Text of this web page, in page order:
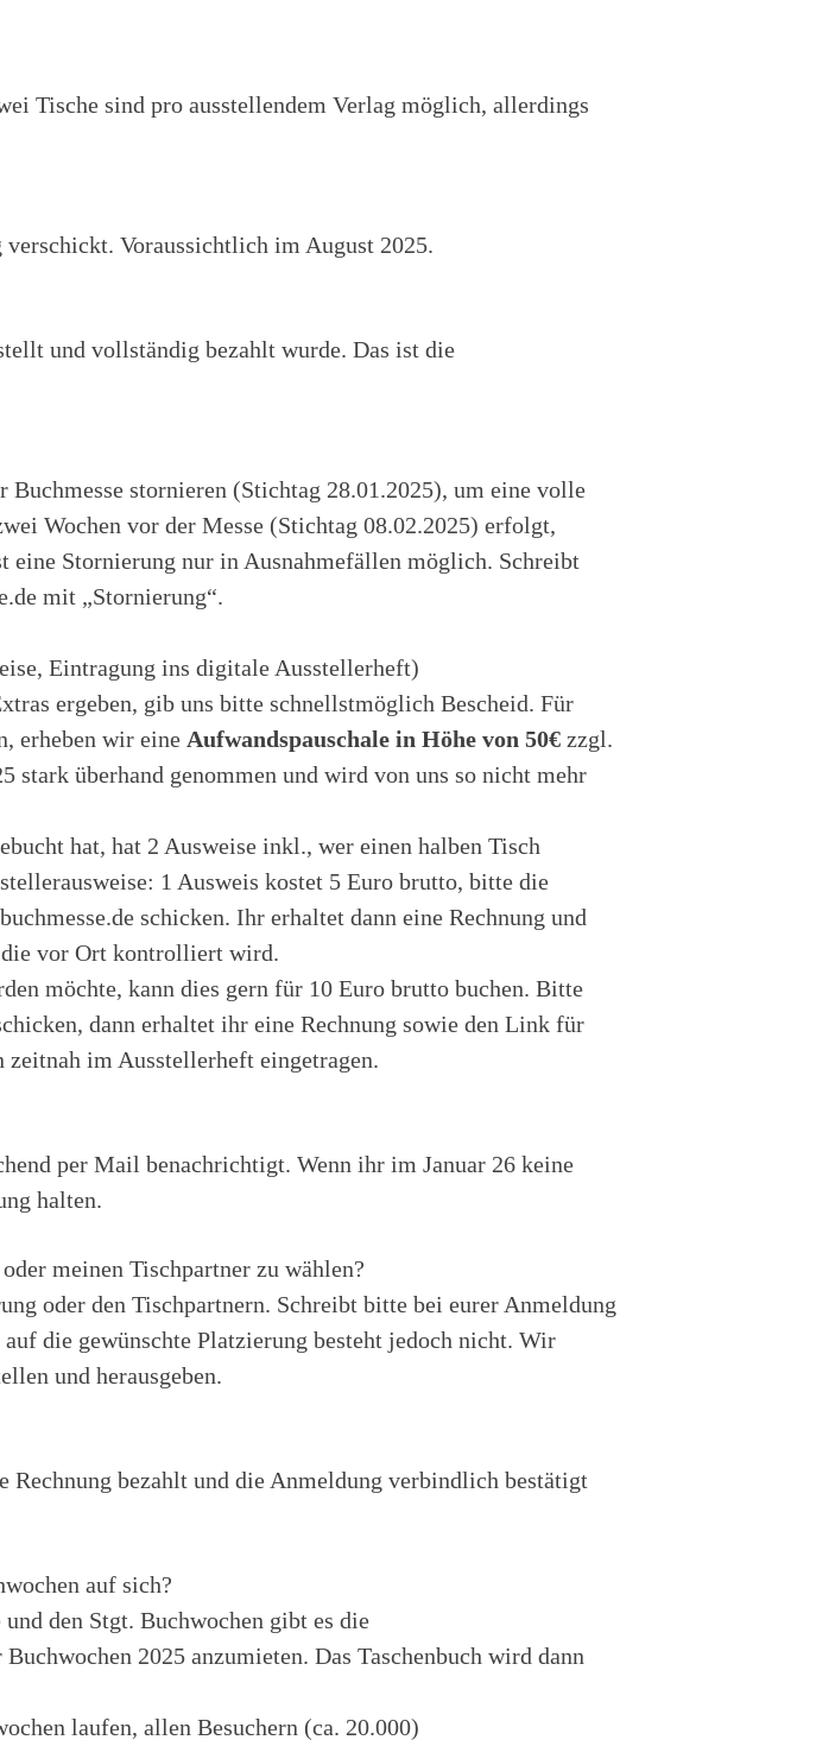
Tische sind pro ausstellendem Verlag möglich, allerdings
Voraussichtlich im August 2025.
und vollständig bezahlt wurde. Das ist die
stornieren (Stichtag 28.01.2025), um eine volle
Wochen vor der Messe (Stichtag 08.02.2025) erfolgt,
eine Stornierung nur in Ausnahmefällen möglich. Schreibt
mit „Stornierung“.
Eintragung ins digitale Ausstellerheft)
ergeben, gib uns bitte schnellstmöglich Bescheid. Für
erheben wir eine Aufwandspauschale in Höhe von 50€ zzgl.
stark überhand genommen und wird von uns so nicht mehr
hat, hat 2 Ausweise inkl., wer einen halben Tisch
1 Ausweis kostet 5 Euro brutto, bitte die
schicken. Ihr erhaltet dann eine Rechnung und
die vor Ort kontrolliert wird.
möchte, kann dies gern für 10 Euro brutto buchen. Bitte
dann erhaltet ihr eine Rechnung sowie den Link für
zeitnah im Ausstellerheft eingetragen.
per Mail benachrichtigt. Wenn ihr im Januar 26 keine
halten.
meinen Tischpartner zu wählen?
oder den Tischpartnern. Schreibt bitte bei eurer Anmeldung
die gewünschte Platzierung besteht jedoch nicht. Wir
und herausgeben.
bezahlt und die Anmeldung verbindlich bestätigt
auf sich?
den Stgt. Buchwochen gibt es die
2025 anzumieten. Das Taschenbuch wird dann
laufen, allen Besuchern (ca. 20.000)